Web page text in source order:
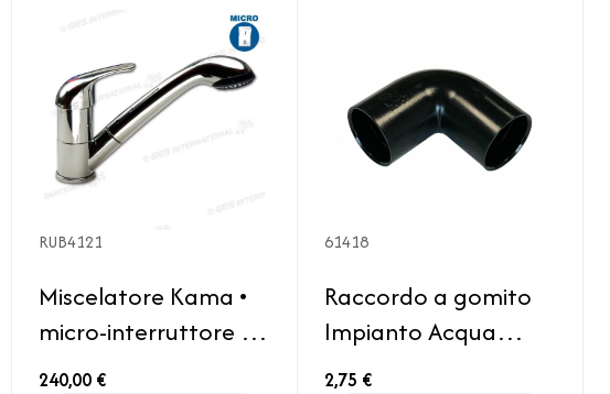
RUB4121
Miscelatore Kama •
micro-interruttore •
Ø 36 mm
240,00 €
61418
Raccordo a gomito
Impianto Acqua
Camper
2,75 €